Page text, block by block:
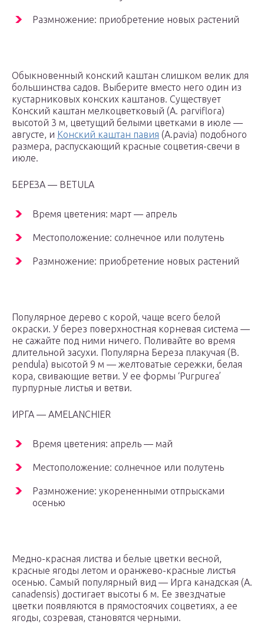
Размножение: приобретение новых растений
Обыкновенный конский каштан слишком велик для
большинства садов. Выберите вместо него один из
кустарниковых конских каштанов. Существует
Конский каштан мелкоцветковый (A. parviflora)
высотой 3 м, цветущий белыми цветками в июле —
августе, и Конский каштан павия (A.pavia) подобного
размера, распускающий красные соцветия-свечи в
июле.
БЕРЕЗА — BETULA
Время цветения: март — апрель
Местоположение: солнечное или полутень
Размножение: приобретение новых растений
Популярное дерево с корой, чаще всего белой
окраски. У берез поверхностная корневая система —
не сажайте под ними ничего. Поливайте во время
длительной засухи. Популярна Береза плакучая (B.
pendula) высотой 9 м — желтоватые сережки, белая
кора, свивающие ветви. У ее формы ‘Purpurea’
пурпурные листья и ветви.
ИРГА — AMELANCHIER
Время цветения: апрель — май
Местоположение: солнечное или полутень
Размножение: укорененными отпрысками
осенью
Медно-красная листва и белые цветки весной,
красные ягоды летом и оранжево-красные листья
осенью. Самый популярный вид — Ирга канадская (A.
canadensis) достигает высоты 6 м. Ее звездчатые
цветки появляются в прямостоячих соцветиях, а ее
ягоды, созревая, становятся черными.